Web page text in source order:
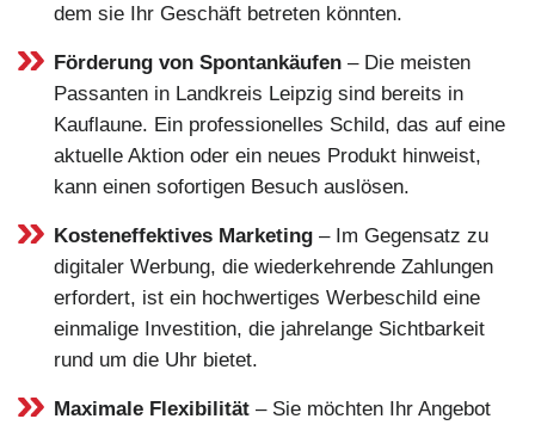
dem sie Ihr Geschäft betreten könnten.
Förderung von Spontankäufen – Die meisten
Passanten in Landkreis Leipzig sind bereits in
Kauflaune. Ein professionelles Schild, das auf eine
aktuelle Aktion oder ein neues Produkt hinweist,
kann einen sofortigen Besuch auslösen.
Kosteneffektives Marketing – Im Gegensatz zu
digitaler Werbung, die wiederkehrende Zahlungen
erfordert, ist ein hochwertiges Werbeschild eine
einmalige Investition, die jahrelange Sichtbarkeit
rund um die Uhr bietet.
Maximale Flexibilität – Sie möchten Ihr Angebot